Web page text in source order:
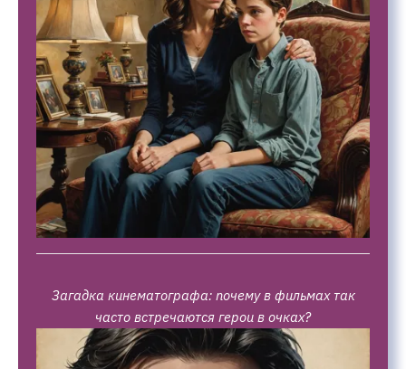
Загадка кинематографа: почему в фильмах так
часто встречаются герои в очках?